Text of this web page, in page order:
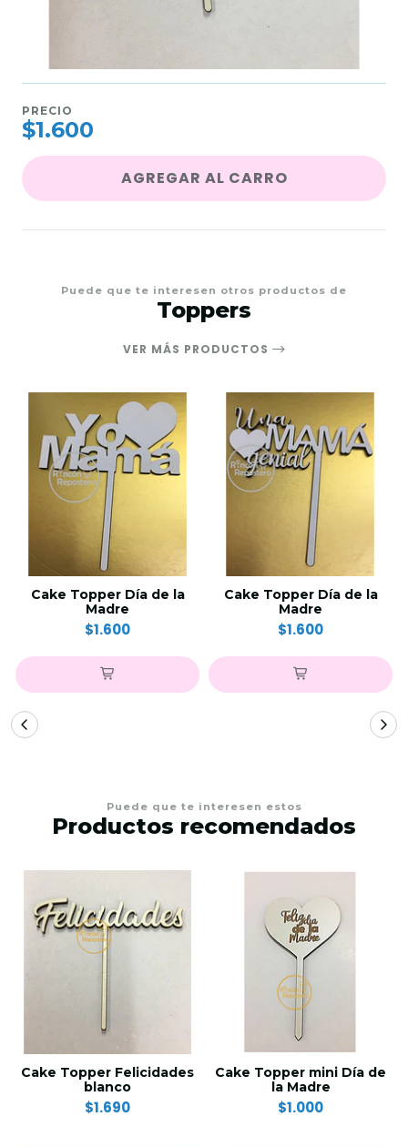
PRECIO
$1.600
AGREGAR AL CARRO
Puede que te interesen otros productos de
Toppers
VER MÁS PRODUCTOS
Cake Topper Día de la
Madre
$1.600
Cake Topper Día de la
Madre
$1.600
Puede que te interesen estos
Productos recomendados
Cake Topper Felicidades
blanco
$1.690
Cake Topper mini Día de
la Madre
$1.000